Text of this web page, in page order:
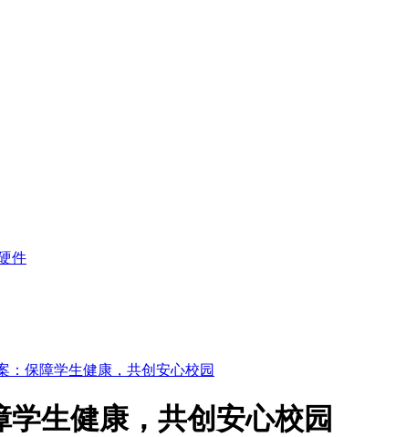
件
：保障学生健康，共创安心校园
生健康，共创安心校园